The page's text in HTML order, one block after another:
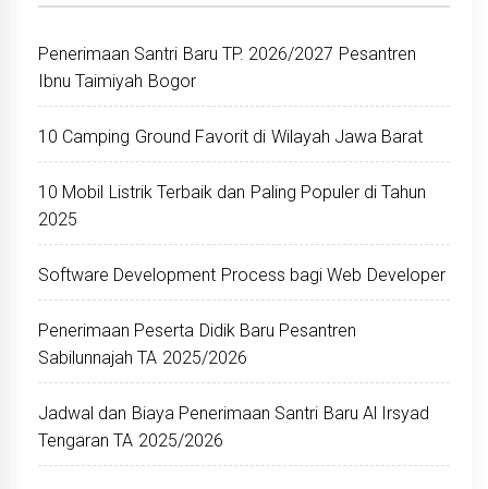
Penerimaan Santri Baru TP. 2026/2027 Pesantren
Ibnu Taimiyah Bogor
10 Camping Ground Favorit di Wilayah Jawa Barat
10 Mobil Listrik Terbaik dan Paling Populer di Tahun
2025
Software Development Process bagi Web Developer
Penerimaan Peserta Didik Baru Pesantren
Sabilunnajah TA 2025/2026
Jadwal dan Biaya Penerimaan Santri Baru Al Irsyad
Tengaran TA 2025/2026